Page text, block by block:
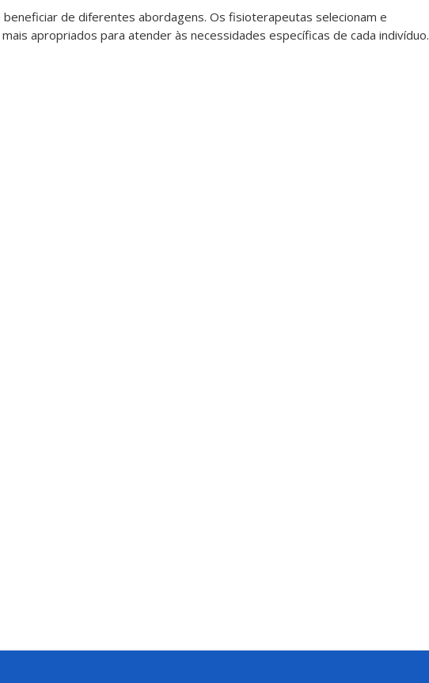
beneficiar de diferentes abordagens. Os fisioterapeutas selecionam e
apropriados para atender às necessidades específicas de cada indivíduo.